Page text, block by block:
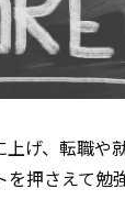
上げ、転職や
押さえて勉